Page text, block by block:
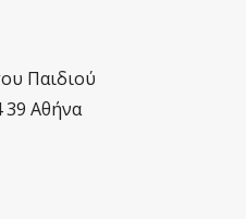
Παιδιού
39 Αθήνα